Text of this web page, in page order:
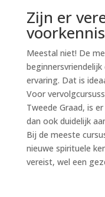
Zijn er
Meestal niet! De
ervaring. Dat is
Voor
Tweede Graad, is
dan ook duidelijk
Bij de meeste
nieuwe spirituele
vereist, wel een